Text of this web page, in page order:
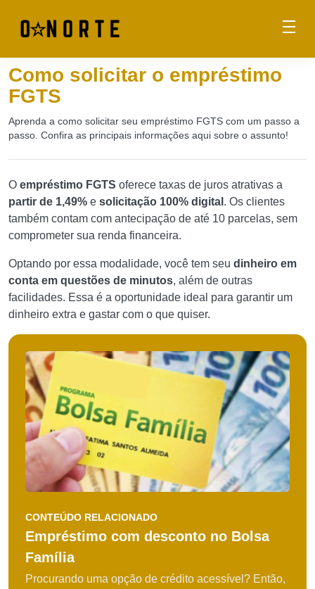
Como solicitar o empréstimo
FGTS
Aprenda a como solicitar seu empréstimo FGTS com um passo a
passo. Confira as principais informações aqui sobre o assunto!
O empréstimo FGTS oferece taxas de juros atrativas a
partir de 1,49% e solicitação 100% digital . Os clientes
também contam com antecipação de até 10 parcelas, sem
comprometer sua renda financeira.
Optando por essa modalidade, você tem seu dinheiro em
conta em questões de minutos, além de outras
facilidades. Essa é a oportunidade ideal para garantir um
dinheiro extra e gastar com o que quiser.
CONTEÚDO RELACIONADO
Empréstimo com desconto no Bolsa
Família
Procurando uma opção de crédito acessível? Então,